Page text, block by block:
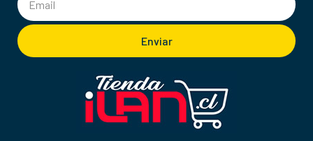
Enviar